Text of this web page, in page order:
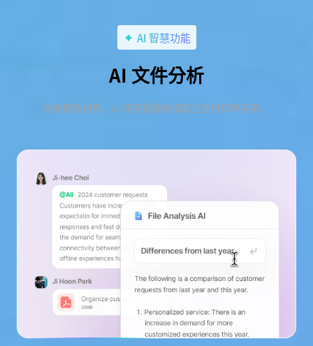
AI 智慧功能
AI 文件分析
無需開啟附件，AI 可預覽重點摘要並提供精準答案。